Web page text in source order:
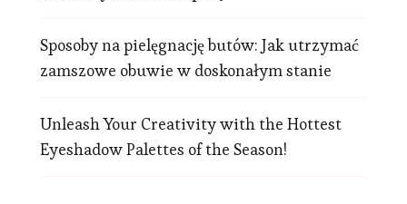
Sposoby na pielęgnację butów: Jak utrzymać
zamszowe obuwie w doskonałym stanie
Unleash Your Creativity with the Hottest
Eyeshadow Palettes of the Season!